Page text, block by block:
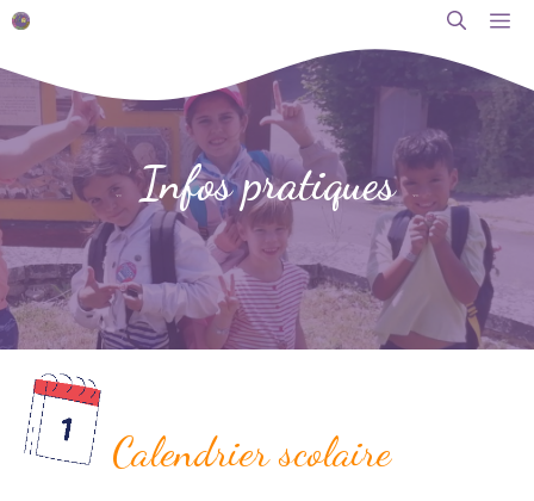
Aller
contenu
Infos pratiques
Calendrier scolaire